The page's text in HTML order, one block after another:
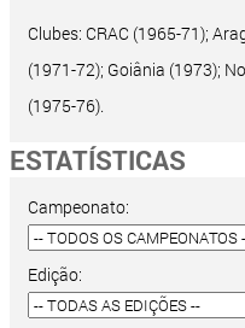
Clubes: CRAC (1965-71);
(1971-72); Goiânia (1973);
(1975-76).
ESTATÍSTICAS
Campeonato:
Edição: